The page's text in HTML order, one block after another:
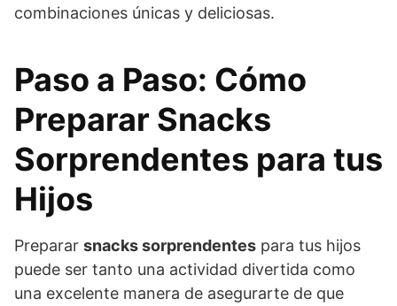
combinaciones únicas y deliciosas.
Paso a Paso: Cómo
Preparar Snacks
Sorprendentes para tus
Hijos
Preparar snacks sorprendentes para tus hijos
puede ser tanto una actividad divertida como
una excelente manera de asegurarte de que